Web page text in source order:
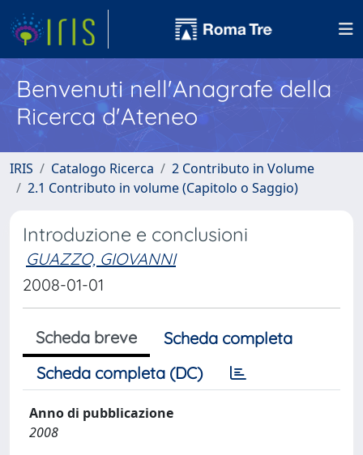
Benvenuti nell'Anagrafe della
Ricerca d'Ateneo
IRIS Catalogo Ricerca
2 Contributo in Volume
2.1 Contributo in volume (Capitolo o Saggio)
Introduzione e conclusioni
GUAZZO, GIOVANNI
2008-01-01
Scheda breve
Scheda completa
Scheda completa (DC)
Anno di pubblicazione
2008